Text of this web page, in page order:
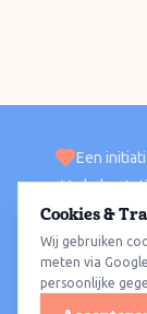
Een
Verhalen
Alle wijken
Almere Hout
Cookies &
Wij gebruiken
meten via
persoonlijke